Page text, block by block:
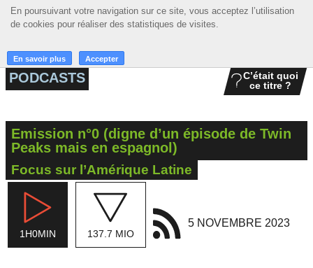
En poursuivant votre navigation sur ce site, vous acceptez l’utilisation
de cookies pour réaliser des statistiques de visites.
En savoir plus Accepter
En poursuivant votre navigation sur ce site, vous acceptez l’utilisation
de cookies pour réaliser des statistiques de visites.
En savoir plus Accepter
☰ MENU
ACCUEIL
GRILLE
MUSIQUE
ACTIONS
LA RADIO
PODCASTS
C’était quoi
ce titre ?
Emission n°0 (digne d’un épisode de Twin
Peaks mais en espagnol)
Focus sur l’Amérique Latine
1H0MIN 137.7 MIO
5 NOVEMBRE 2023